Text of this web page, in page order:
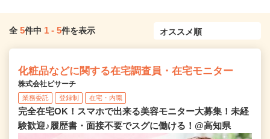
全 5件中 1 - 5件を表示
化粧品などに関する在宅調査員・在宅モニター
株式会社ビサーチ
業務委託 登録制 在宅・内職
完全在宅OK！スマホで出来る美容モニター大募集！未経
験歓迎♪履歴書・面接不要でスグに働ける！@高知県